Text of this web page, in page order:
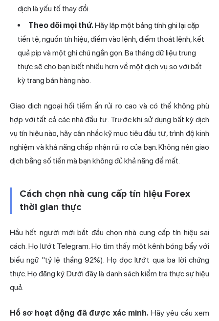
dịch là yếu tố thay đổi.
Theo dõi mọi thứ.Hãy lập một bảng tính ghi lại cặp
tiền tệ, nguồn tín hiệu, điểm vào lệnh, điểm thoát lệnh, kết
quả pip và một ghi chú ngắn gọn. Ba tháng dữ liệu trung
thực sẽ cho bạn biết nhiều hơn về một dịch vụ so với bất
kỳ trang bán hàng nào.
Giao dịch ngoại hối tiềm ẩn rủi ro cao và có thể không phù
hợp với tất cả các nhà đầu tư. Trước khi sử dụng bất kỳ dịch
vụ tín hiệu nào, hãy cân nhắc kỹ mục tiêu đầu tư, trình độ kinh
nghiệm và khả năng chấp nhận rủi ro của bạn. Không nên giao
dịch bằng số tiền mà bạn không đủ khả năng để mất.
Cách chọn nhà cung cấp tín hiệu Forex
thời gian thực
Hầu hết người mới bắt đầu chọn nhà cung cấp tín hiệu sai
cách. Họ lướt Telegram. Họ tìm thấy một kênh bóng bẩy với
biểu ngữ "tỷ lệ thắng 92%). Họ đọc lướt qua ba lời chứng
thực. Họ đăng ký. Dưới đây là danh sách kiểm tra thực sự hiệu
quả.
Hồ sơ hoạt động đã được xác minh. Hãy yêu cầu xem